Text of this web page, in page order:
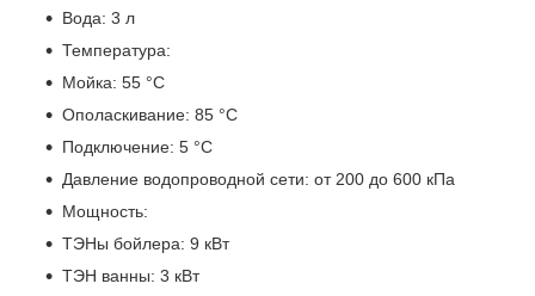
Вода: 3 л
Температура:
Мойка: 55 °С
Ополаскивание: 85 °С
Подключение: 5 °C
Давление водопроводной сети: от 200 до 600 кПа
Мощность:
ТЭНы бойлера: 9 кВт
ТЭН ванны: 3 кВт